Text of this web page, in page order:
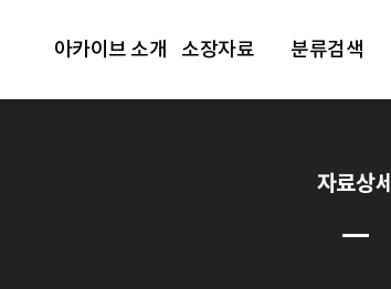
아카이브 소개 소장자료 분류검색
자료상